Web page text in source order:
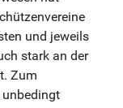
und jeweils
stark an der
Zum